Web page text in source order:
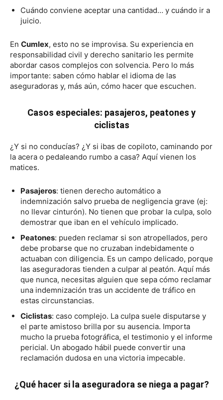
Cuándo conviene aceptar una cantidad… y cuándo ir a
juicio.
En Cumlex, esto no se improvisa. Su experiencia en
responsabilidad civil y derecho sanitario les permite
abordar casos complejos con solvencia. Pero lo más
importante: saben cómo hablar el idioma de las
aseguradoras y, más aún, cómo hacer que escuchen.
Casos especiales: pasajeros, peatones y
ciclistas
¿Y si no conducías? ¿Y si ibas de copiloto, caminando por
la acera o pedaleando rumbo a casa? Aquí vienen los
matices.
Pasajeros: tienen derecho automático a
indemnización salvo prueba de negligencia grave (ej:
no llevar cinturón). No tienen que probar la culpa, solo
demostrar que iban en el vehículo implicado.
Peatones: pueden reclamar si son atropellados, pero
debe probarse que no cruzaban indebidamente o
actuaban con diligencia. Es un campo delicado, porque
las aseguradoras tienden a culpar al peatón. Aquí más
que nunca, necesitas alguien que sepa cómo reclamar
una indemnización tras un accidente de tráfico en
estas circunstancias.
Ciclistas: caso complejo. La culpa suele disputarse y
el parte amistoso brilla por su ausencia. Importa
mucho la prueba fotográfica, el testimonio y el informe
pericial. Un abogado hábil puede convertir una
reclamación dudosa en una victoria impecable.
¿Qué hacer si la aseguradora se niega a pagar?